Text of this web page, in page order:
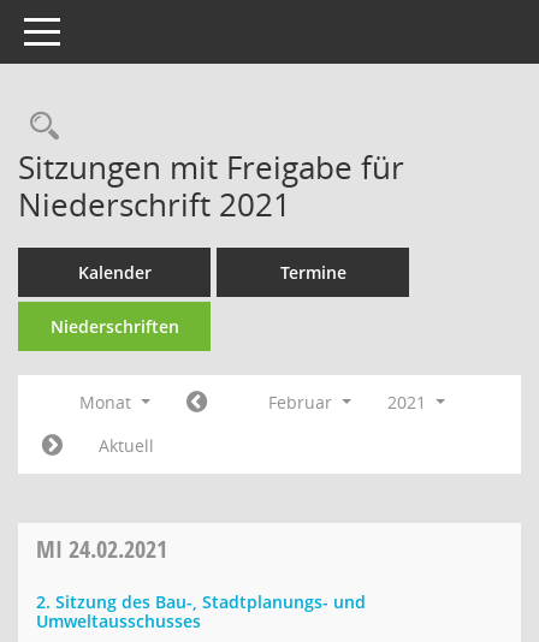
Toggle navigation
Rechercheauswahl
Sitzungen mit Freigabe für
Niederschrift 2021
Kalender Termine
Niederschriften
Monat Februar
2021
Aktuell
MI 24.02.2021
2. Sitzung des Bau-, Stadtplanungs- und
Umweltausschusses